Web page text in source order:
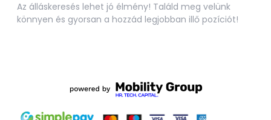
Az álláskeresés lehet jó élmény! Találd meg velünk
könnyen és gyorsan a hozzád legjobban illő pozíciót!